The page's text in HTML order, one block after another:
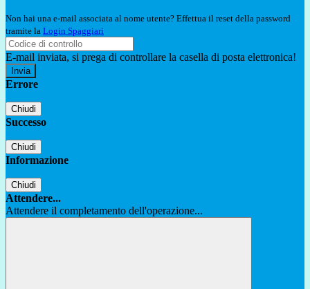
Non hai una e-mail associata al nome utente? Effettua il reset della password
tramite la Login Spaggiari
E-mail inviata, si prega di controllare la casella di posta elettronica!
Errore
Chiudi
Successo
Chiudi
Informazione
Chiudi
Attendere...
Attendere il completamento dell'operazione...